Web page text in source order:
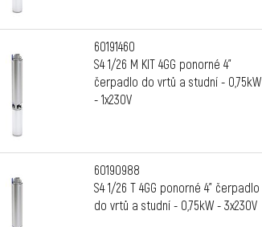
60191460
S4 1/26 M KIT 4GG ponorné 4"
čerpadlo do vrtů a studní - 0,75kW
- 1x230V
60190988
S4 1/26 T 4GG ponorné 4" čerpadlo
do vrtů a studní - 0,75kW - 3x230V